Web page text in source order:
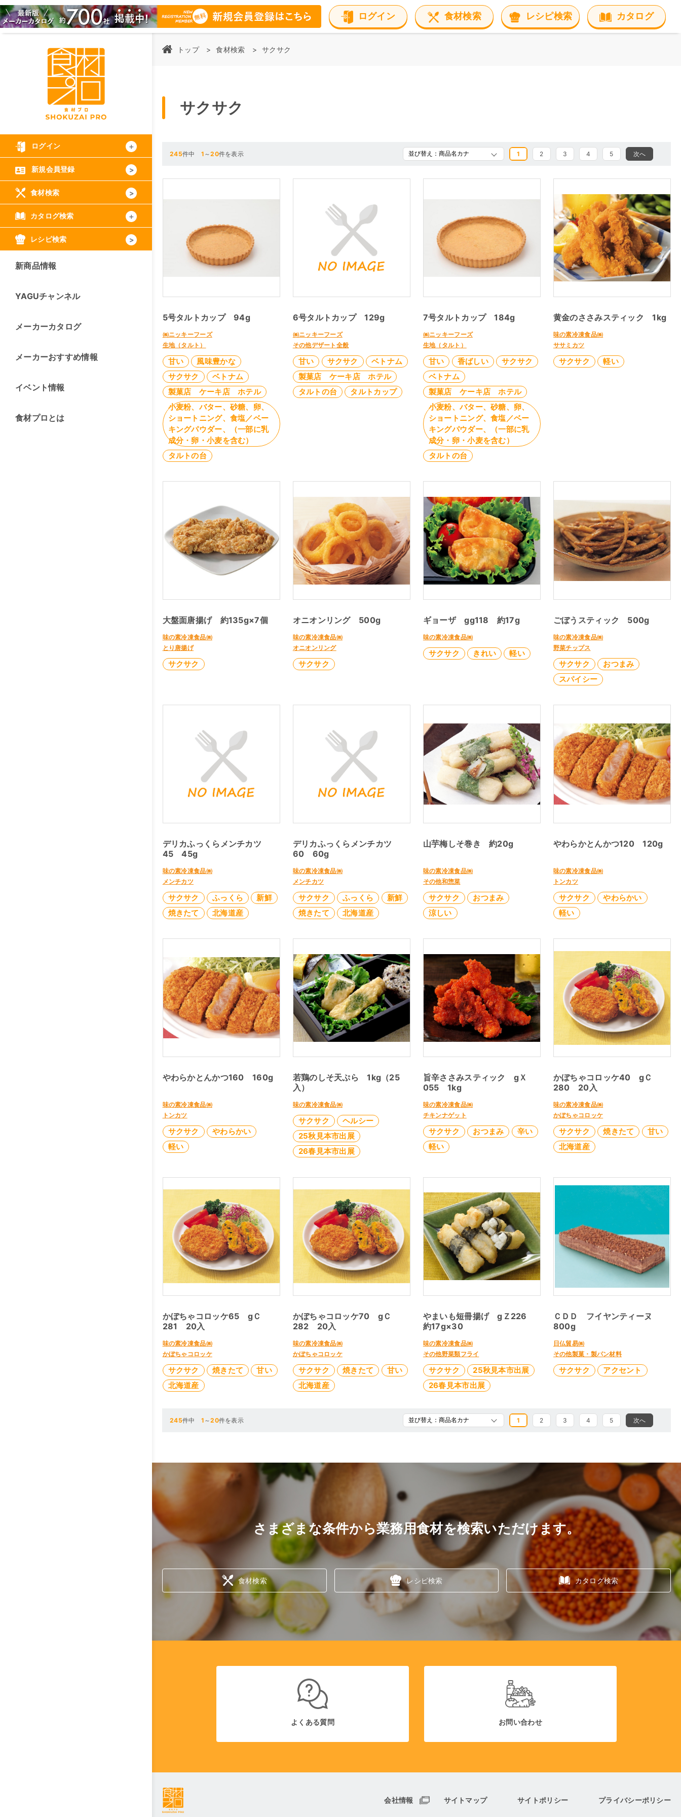
ログイン 食材検索 レシピ検索 カタログ
ログイン
新規会員登録
食材検索
カタログ検索
レシピ検索
新商品情報
YAGUチャンネル
メーカーカタログ
メーカーおすすめ情報
イベント情報
食材プロとは
トップ 食材検索 サクサク
サクサク
245件中 1 ～20件を表示 1 2 3 4 5 次へ
5号タルトカップ 94g
㈱ニッキーフーズ
生地（タルト）
甘い
風味豊かな
サクサク
ベトナム
製菓店 ケーキ店 ホテル
小麦粉、バター、砂糖、卵、
ショートニング、食塩／ベー
キングパウダー、（一部に乳
成分・卵・小麦を含む）
タルトの台
6号タルトカップ 129g
㈱ニッキーフーズ
その他デザート全般
甘い サクサク
ベトナム
製菓店 ケーキ店 ホテル
タルトの台
タルトカップ
7号タルトカップ 184g
㈱ニッキーフーズ
生地（タルト）
甘い 香ばしい
サクサク
ベトナム
製菓店 ケーキ店 ホテル
小麦粉、バター、砂糖、卵、
ショートニング、食塩／ベー
キングパウダー、（一部に乳
成分・卵・小麦を含む）
タルトの台
黄金のささみスティック 1kg
味の素冷凍食品㈱
ササミカツ
サクサク 軽い
大盤面唐揚げ 約135g×7個
味の素冷凍食品㈱
とり唐揚げ
サクサク
オニオンリング 500g
味の素冷凍食品㈱
オニオンリング
サクサク
ギョーザ gg118 約17g
味の素冷凍食品㈱
サクサク きれい 軽い
ごぼうスティック 500g
味の素冷凍食品㈱
野菜チップス
サクサク
おつまみ
スパイシー
デリカふっくらメンチカツ
45 45g
味の素冷凍食品㈱
メンチカツ
サクサク ふっくら
新鮮
焼きたて
北海道産
デリカふっくらメンチカツ
60 60g
味の素冷凍食品㈱
メンチカツ
サクサク ふっくら
新鮮
焼きたて
北海道産
山芋梅しそ巻き 約20g
味の素冷凍食品㈱
その他和惣菜
サクサク
おつまみ
涼しい
やわらかとんかつ120 120g
味の素冷凍食品㈱
トンカツ
サクサク
やわらかい
軽い
やわらかとんかつ160 160g
味の素冷凍食品㈱
トンカツ
サクサク
やわらかい
軽い
若鶏のしそ天ぷら 1kg（25
入）
味の素冷凍食品㈱
サクサク
ヘルシー
25秋見本市出展
26春見本市出展
旨辛ささみスティック gＸ
055 1kg
味の素冷凍食品㈱
チキンナゲット
サクサク おつまみ
辛い
軽い
かぼちゃコロッケ40 gＣ
280 20入
味の素冷凍食品㈱
かぼちゃコロッケ
サクサク 焼きたて
甘い
北海道産
かぼちゃコロッケ65 gＣ
281 20入
味の素冷凍食品㈱
かぼちゃコロッケ
サクサク 焼きたて
甘い
北海道産
かぼちゃコロッケ70 gＣ
282 20入
味の素冷凍食品㈱
かぼちゃコロッケ
サクサク 焼きたて
甘い
北海道産
やまいも短冊揚げ gＺ226
約17g×30
味の素冷凍食品㈱
その他野菜類フライ
サクサク
25秋見本市出展
26春見本市出展
ＣＤＤ フイヤンティーヌ
800g
日仏貿易㈱
その他製菓・製パン材料
サクサク アクセント
245件中 1 ～20件を表示 1 2 3 4 5 次へ
さまざまな条件から業務用食材を検索いただけます。
食材検索 レシピ検索 カタログ検索
よくある質問 お問い合わせ
会社情報 サイトマップ サイトポリシー プライバシーポリシー